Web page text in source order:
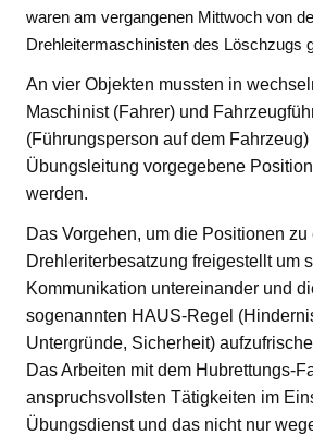
waren am vergangenen Mittwoch von
Drehleitermaschinisten des Löschzugs
An vier Objekten mussten in
Maschinist (Fahrer) und
(Führungsperson auf dem Fahrzeug)
Übungsleitung vorgegebene
werden.
Das Vorgehen, um die Positionen
Drehleriterbesatzung freigestellt um
Kommunikation untereinander und
sogenannten HAUS-Regel
Untergründe, Sicherheit)
Das Arbeiten mit dem Hubrettungs-
anspruchsvollsten Tätigkeiten im
Übungsdienst und das nicht nur